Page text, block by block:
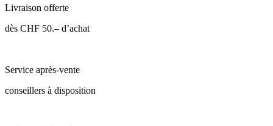
Livraison offerte
dès CHF 50.– d’achat
Service après-vente
conseillers à disposition